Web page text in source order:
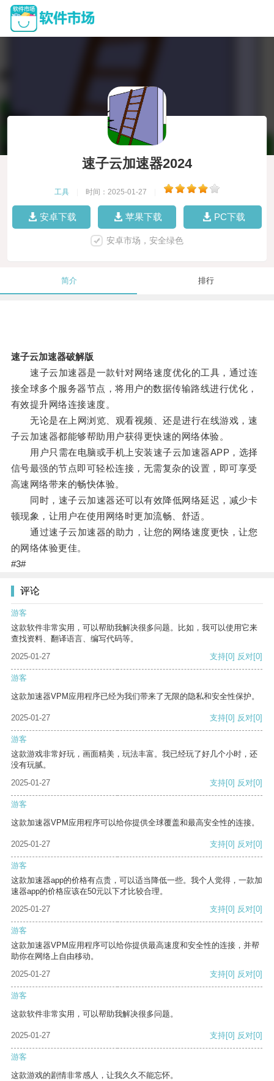
速子云加速器2024
工具 时间：2025-01-27
安卓下载 苹果下载 PC下载
安卓市场，安全绿色
简介 排行
速子云加速器破解版
速子云加速器是一款针对网络速度优化的工具，通过连
接全球多个服务器节点，将用户的数据传输路线进行优化，
有效提升网络连接速度。
无论是在上网浏览、观看视频、还是进行在线游戏，速
子云加速器都能够帮助用户获得更快速的网络体验。
用户只需在电脑或手机上安装速子云加速器APP，选择
信号最强的节点即可轻松连接，无需复杂的设置，即可享受
高速网络带来的畅快体验。
同时，速子云加速器还可以有效降低网络延迟，减少卡
顿现象，让用户在使用网络时更加流畅、舒适。
通过速子云加速器的助力，让您的网络速度更快，让您
的网络体验更佳。
#3#
评论
游客
这款软件非常实用，可以帮助我解决很多问题。比如，我可以使用它来
查找资料、翻译语言、编写代码等。
2025-01-27
支持[0] 反对[0]
游客
这款加速器VPM应用程序已经为我们带来了无限的隐私和安全性保护。
2025-01-27 支持[0] 反对[0]
游客
这款游戏非常好玩，画面精美，玩法丰富。我已经玩了好几个小时，还
没有玩腻。
2025-01-27
支持[0] 反对[0]
游客
这款加速器VPM应用程序可以给你提供全球覆盖和最高安全性的连接。
2025-01-27 支持[0] 反对[0]
游客
这款加速器app的价格有点贵，可以适当降低一些。我个人觉得，一款加
速器app的价格应该在50元以下才比较合理。
2025-01-27
支持[0] 反对[0]
游客
这款加速器VPM应用程序可以给你提供最高速度和安全性的连接，并帮
助你在网络上自由移动。
2025-01-27
支持[0] 反对[0]
游客
这款软件非常实用，可以帮助我解决很多问题。
2025-01-27 支持[0] 反对[0]
游客
这款游戏的剧情非常感人，让我久久不能忘怀。